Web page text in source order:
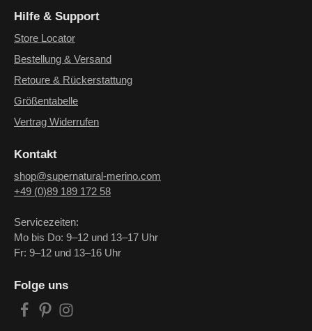
Folge uns
Hilfe & Support
Store Locator
Bestellung & Versand
Retoure & Rückerstattung
Größentabelle
Vertrag Widerrufen
Kontakt
shop@supernatural-merino.com
+49 (0)89 189 172 58
Servicezeiten:
Mo bis Do: 9–12 und 13–17 Uhr
Fr: 9–12 und 13–16 Uhr